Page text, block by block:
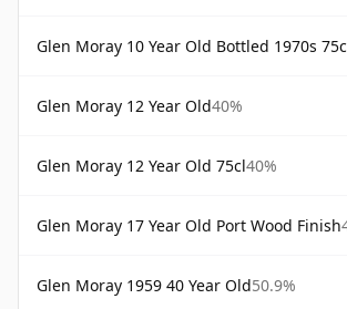
Glen Moray 10 Year Old Bottled 1970s
Glen Moray 12 Year Old40%
Glen Moray 12 Year Old 75cl40%
Glen Moray 17 Year Old Port Wood Finish
Glen Moray 1959 40 Year Old50.9%